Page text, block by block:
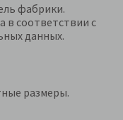
фабрики.
в соответствии с
данных.
размеры.